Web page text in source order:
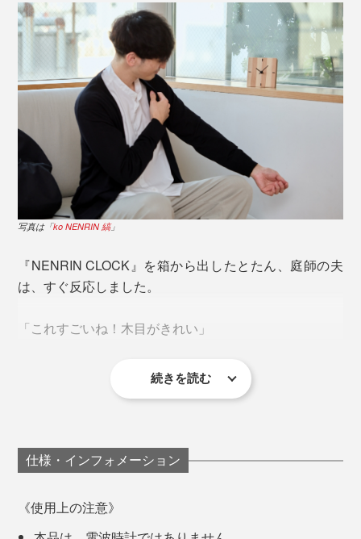
写真は「ko NENRIN 波紋」
現代なら、還暦や米寿、金婚式や結婚のお祝い、定年退
ご希望の方には、時計裏側のプレートに、無料で60字ま
す（メッセージのお申込み方法は、商品説明下部の《オ
「これからも二人なかよく長生きしてね」
人生を送ってください」
「年輪時計」から20年後にできた「ko NENRIN」
木工商品をつくり出していった實松さんでしたが、
ーから問われて、衝撃を受けました。
なぜ、日本の木でつくらないの？
日本には、木がないの？
している外材を使うことが当たり前でした。
でも、なぜ、わざわざアメリカの木を輸入して、日本で
つくった製品を、パリへ持ってきているのか。
3. レイアウト確定後、製作に入ります。発送までの目安
は、約2週間ですが、正式なお届け日時は、メールにて
お知らせ致します。
写真は「ko NENRIN 縞」
『NENRIN CLOCK』を箱から出したとたん、庭師の夫
は、すぐ反応しました。
「これすごいね！木目がきれい」
「どうやってつくるんだろう。こんな模様、見たことな
仕事で、木製の柵をつくったりしている夫から、木工の
むずかしさは、よく聞きますが、国産材をそろえるだけ
続きを読む
仕様・インフォメーション
《使用上の注意》